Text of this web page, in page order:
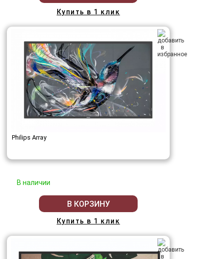
Купить в 1 клик
Philips Array
В наличии
В КОРЗИНУ
Купить в 1 клик